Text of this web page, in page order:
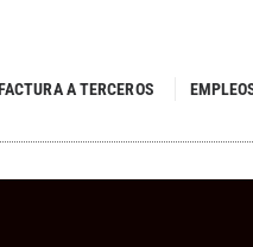
A TERCEROS